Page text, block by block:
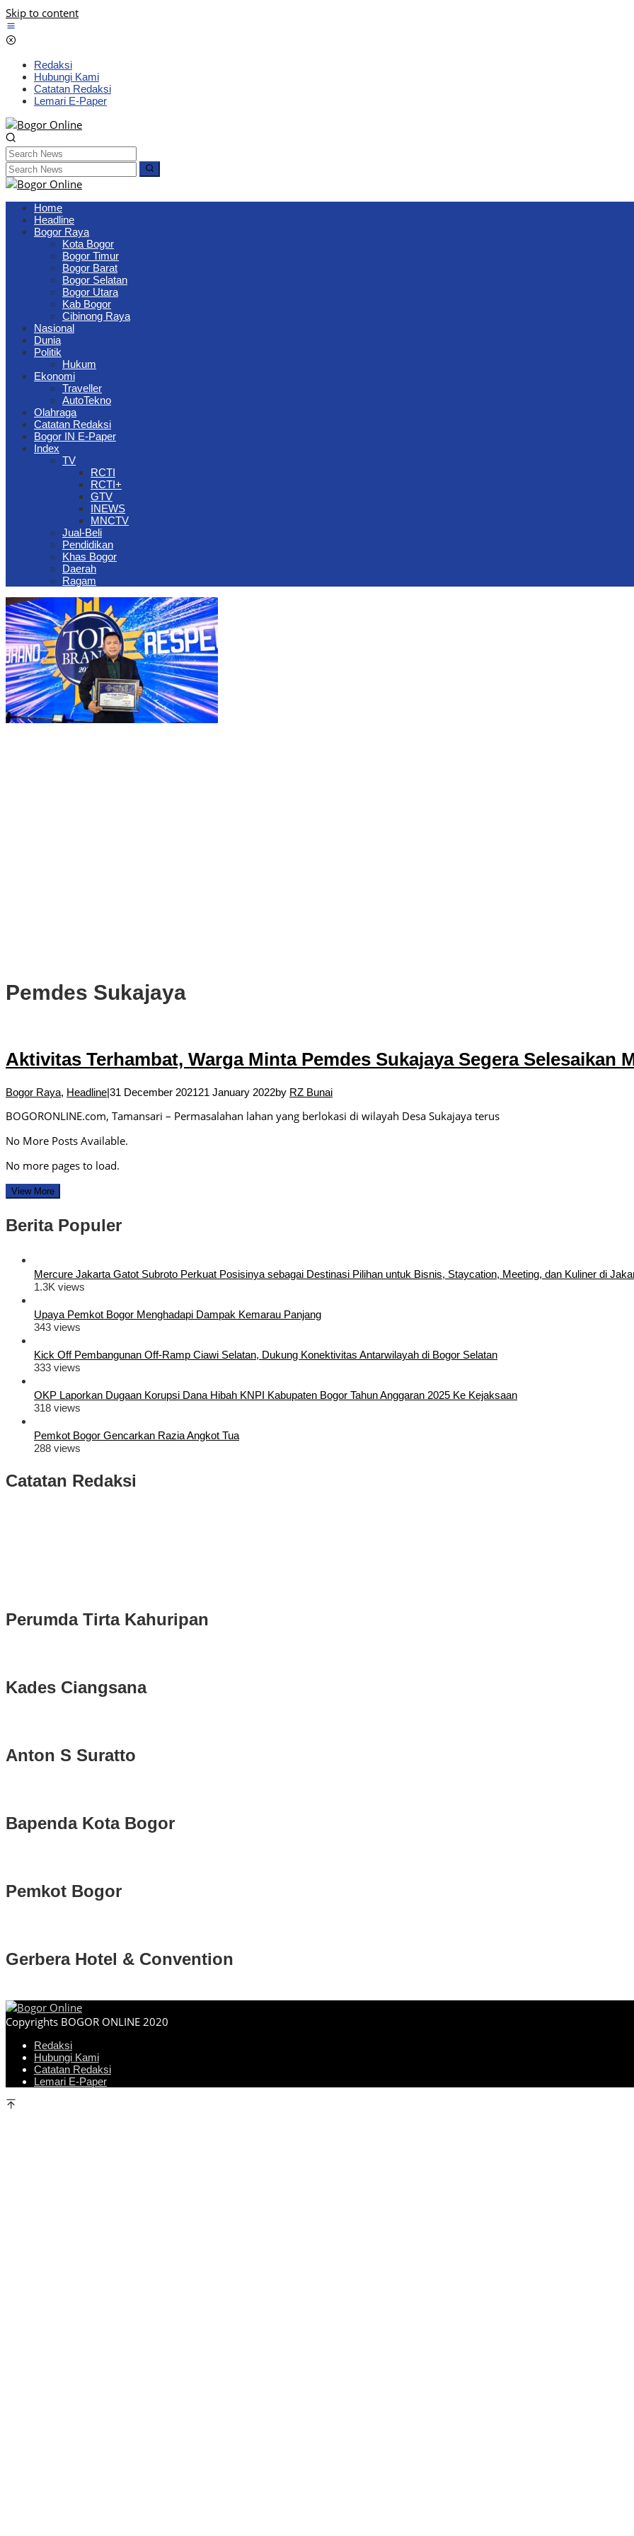
Skip to content
Redaksi
Hubungi Kami
Catatan Redaksi
Lemari E-Paper
Home
Headline
Bogor Raya
Kota Bogor
Bogor Timur
Bogor Barat
Bogor Selatan
Bogor Utara
Kab Bogor
Cibinong Raya
Nasional
Dunia
Politik
Hukum
Ekonomi
Traveller
AutoTekno
Olahraga
Catatan Redaksi
Bogor IN E-Paper
Index
TV
RCTI
RCTI+
GTV
INEWS
MNCTV
Jual-Beli
Pendidikan
Khas Bogor
Daerah
Ragam
Pemdes Sukajaya
Aktivitas Terhambat, Warga Minta Pemdes Sukajaya Segera Selesaikan
Bogor Raya, Headline|31 December 202121 January 2022by RZ Bunai
BOGORONLINE.com, Tamansari – Permasalahan lahan yang berlokasi di wilayah Desa Sukajaya terus
No More Posts Available.
No more pages to load.
View More
Berita Populer
Mercure Jakarta Gatot Subroto Perkuat Posisinya sebagai Destinasi Pilihan untuk Bisnis, Staycation, Meeting, dan Kuliner di
1.3K views
Upaya Pemkot Bogor Menghadapi Dampak Kemarau Panjang
343 views
Kick Off Pembangunan Off-Ramp Ciawi Selatan, Dukung Konektivitas Antarwilayah di Bogor Selatan
333 views
OKP Laporkan Dugaan Korupsi Dana Hibah KNPI Kabupaten Bogor Tahun Anggaran 2025 Ke Kejaksaan
318 views
Pemkot Bogor Gencarkan Razia Angkot Tua
288 views
Catatan Redaksi
Perumda Tirta Kahuripan
Kades Ciangsana
Anton S Suratto
Bapenda Kota Bogor
Pemkot Bogor
Gerbera Hotel & Convention
Copyrights BOGOR ONLINE 2020
Redaksi
Hubungi Kami
Catatan Redaksi
Lemari E-Paper